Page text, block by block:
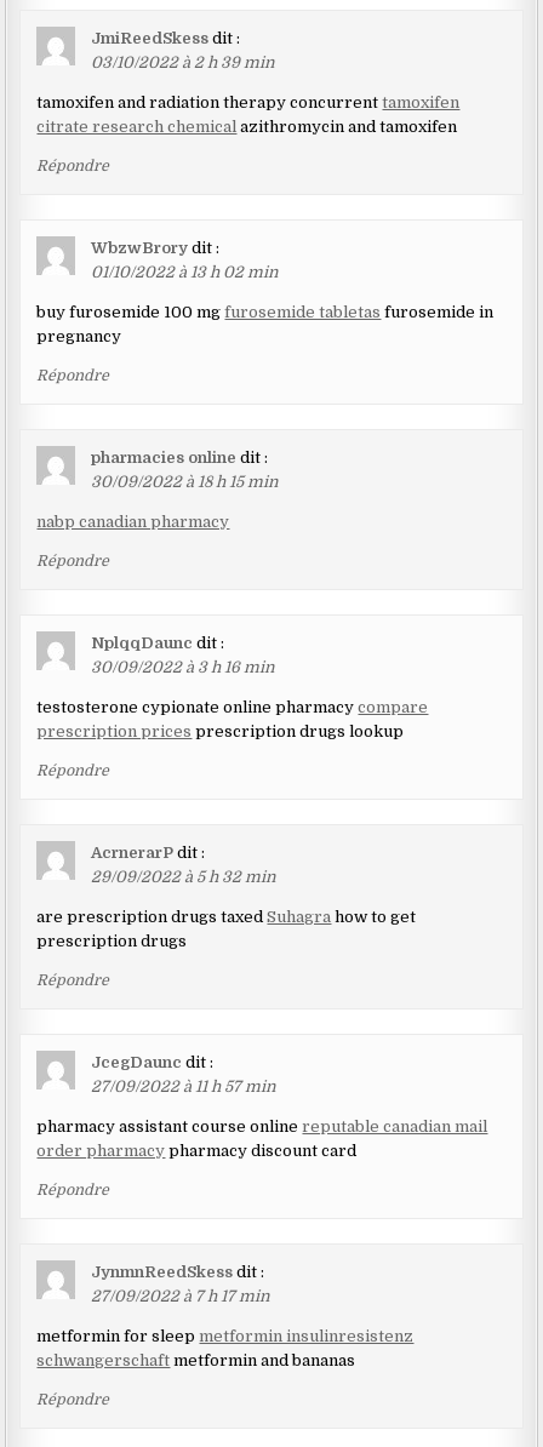
JmiReedSkess dit :
03/10/2022 à 2 h 39 min
tamoxifen and radiation therapy concurrenttamoxifen
citrate research chemical azithromycin and tamoxifen
Répondre
WbzwBrory dit :
01/10/2022 à 13 h 02 min
buy furosemide 100 mgfurosemide tabletas furosemide in
pregnancy
Répondre
pharmacies online dit :
30/09/2022 à 18 h 15 min
nabp canadian pharmacy
Répondre
NplqqDaunc dit :
30/09/2022 à 3 h 16 min
testosterone cypionate online pharmacycompare
prescription prices prescription drugs lookup
Répondre
AcrnerarP dit :
29/09/2022 à 5 h 32 min
are prescription drugs taxedSuhagra how to get
prescription drugs
Répondre
JcegDaunc dit :
27/09/2022 à 11 h 57 min
pharmacy assistant course onlinereputable canadian mail
order pharmacy pharmacy discount card
Répondre
JynmnReedSkess dit :
27/09/2022 à 7 h 17 min
metformin for sleep metformin insulinresistenz
schwangerschaft metformin and bananas
Répondre